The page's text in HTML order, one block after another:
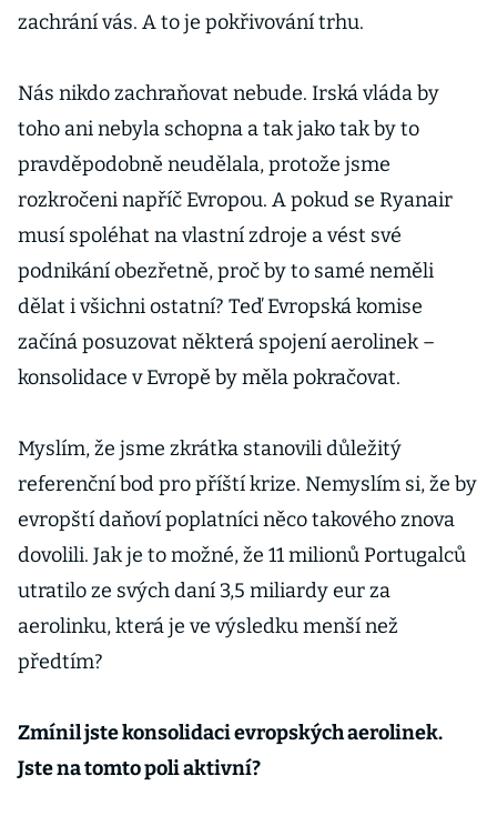
zachrání vás. A to je pokřivování trhu.
Nás nikdo zachraňovat nebude. Irská vláda by
toho ani nebyla schopna a tak jako tak by to
pravděpodobně neudělala, protože jsme
rozkročeni napříč Evropou. A pokud se Ryanair
musí spoléhat na vlastní zdroje a vést své
podnikání obezřetně, proč by to samé neměli
dělat i všichni ostatní? Teď Evropská komise
začíná posuzovat některá spojení aerolinek –
konsolidace v Evropě by měla pokračovat.
Myslím, že jsme zkrátka stanovili důležitý
referenční bod pro příští krize. Nemyslím si, že by
evropští daňoví poplatníci něco takového znova
dovolili. Jak je to možné, že 11 milionů Portugalců
utratilo ze svých daní 3,5 miliardy eur za
aerolinku, která je ve výsledku menší než
předtím?
Zmínil jste konsolidaci evropských aerolinek.
Jste na tomto poli aktivní?